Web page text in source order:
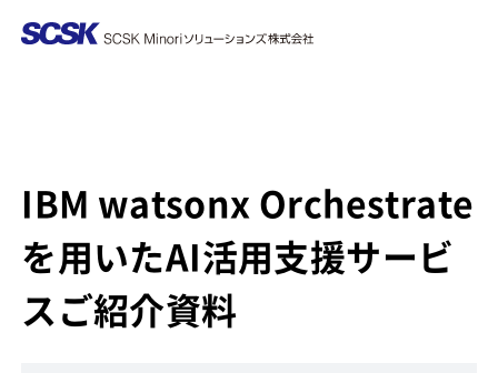
IBM watsonx Orchestrate
を用いたAI活用支援サービ
スご紹介資料